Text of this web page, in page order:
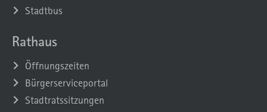
Stadtbus
Rathaus
Öffnungszeiten
Bürgerserviceportal
Stadtratssitzungen